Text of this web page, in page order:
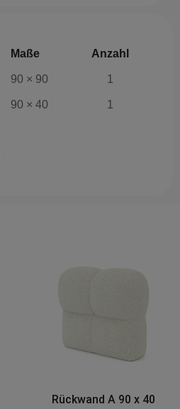
Maße Anzahl
90 × 90 1
90 × 40 1
Eckmodul A 120 x 120